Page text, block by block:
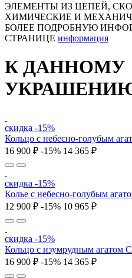
ЭЛЕМЕНТЫ ИЗ ЦЕПЕЙ,
ХИМИЧЕСКИЕ И
БОЛЕЕ ПОДРОБНУЮ
СТРАНИЦЕ информация
К ДАННОМУ
скидка -15%
Кольцо c небесно-голубым
16 900 ₽ -15% 14 365 ₽
скидка -15%
Колье c небесно-голубым
12 900 ₽ -15% 10 965 ₽
скидка -15%
Кольцо c изумрудным агатом
16 900 ₽ -15% 14 365 ₽